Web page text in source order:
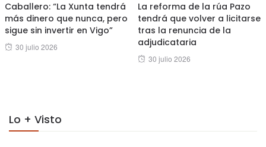
Caballero: “La Xunta tendrá
más dinero que nunca, pero
sigue sin invertir en Vigo”
Posted
30 julio 2026
La reforma de la rúa Pazo
tendrá que volver a licitarse
tras la renuncia de la
adjudicataria
Posted
30 julio 2026
Lo + Visto